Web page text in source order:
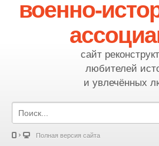
военно-
сайт
любителей
и увлечённых
Полная версия сайта